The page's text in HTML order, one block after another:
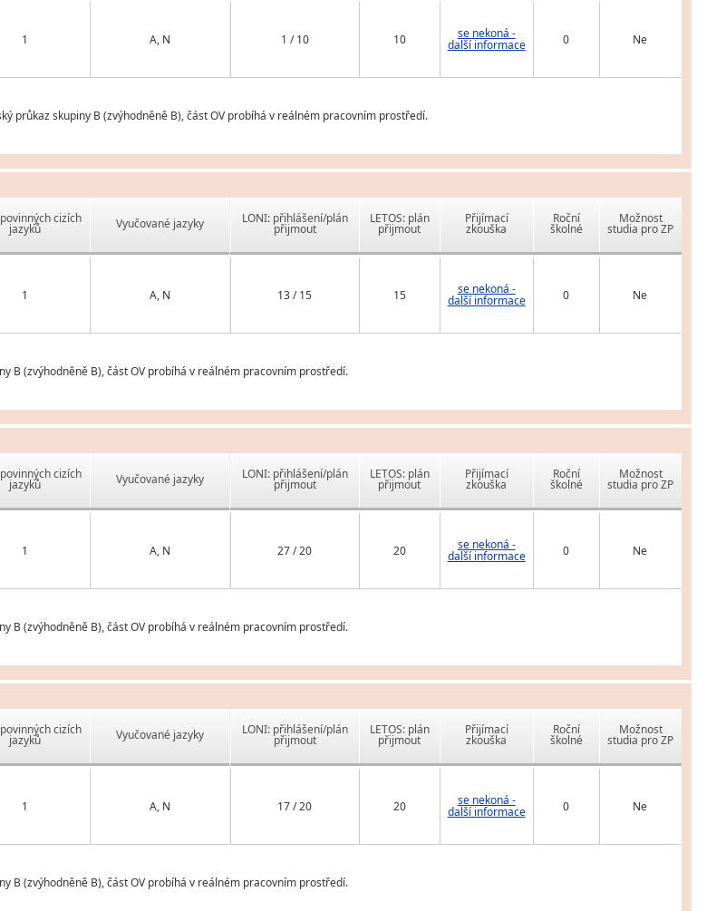
1 A, N 1 / 10 10 se nekoná -
další informace 0 Ne
průkaz skupiny B (zvýhodněně B), část OV probíhá v reálném pracovním prostředí.
cizích
jazyků Vyučované jazyky
1 A, N
LONI: přihlášení/plán
přijmout
LETOS: plán
přijmout
Přijímací
zkouška
Roční
školné
Možnost
studia pro ZP
13 / 15 15 se nekoná -
další informace 0 Ne
B (zvýhodněně B), část OV probíhá v reálném pracovním prostředí.
cizích
jazyků Vyučované jazyky
1 A, N
LONI: přihlášení/plán
přijmout
LETOS: plán
přijmout
Přijímací
zkouška
Roční
školné
Možnost
studia pro ZP
27 / 20 20 se nekoná -
další informace 0 Ne
B (zvýhodněně B), část OV probíhá v reálném pracovním prostředí.
cizích
jazyků Vyučované jazyky
1 A, N
LONI: přihlášení/plán
přijmout
LETOS: plán
přijmout
Přijímací
zkouška
Roční
školné
Možnost
studia pro ZP
17 / 20 20 se nekoná -
další informace 0 Ne
B (zvýhodněně B), část OV probíhá v reálném pracovním prostředí.